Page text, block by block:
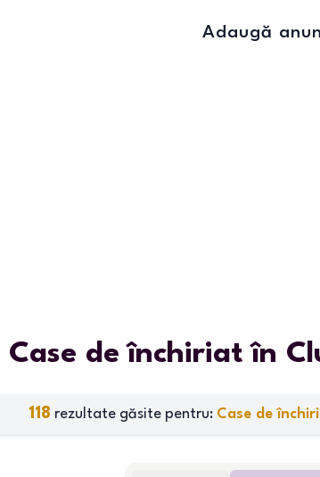
Adaugă
Case de închiriat în
118 rezultate găsite pentru: Case de